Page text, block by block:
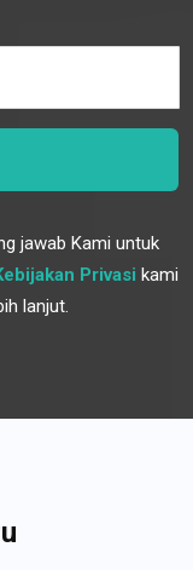
jawab Kami untuk
Privasi kami
lanjut.